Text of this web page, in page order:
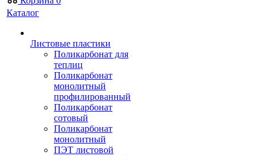
Каталог
Листовые пластики
Поликарбонат для
теплиц
Поликарбонат
монолитный
профилированный
Поликарбонат
сотовый
Поликарбонат
монолитный
ПЭТ листовой